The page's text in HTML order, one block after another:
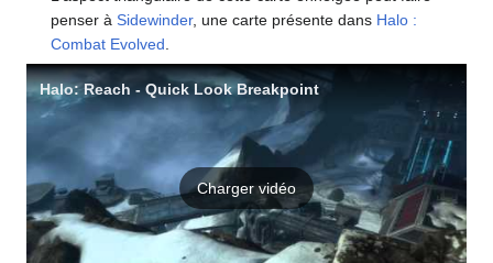
penser àSidewinder, une carte présente dans Halo :
Combat Evolved
Halo: Reach - Quick Look Breakpoint
Charger vidéo